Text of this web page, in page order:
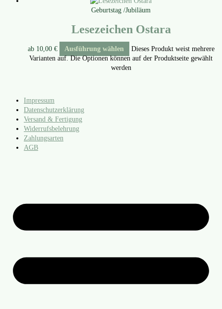
Geburtstag /Jubiläum
Lesezeichen Ostara
ab 10,00 € Ausführung wählen
Dieses Produkt weist mehrere
Varianten auf. Die Optionen können auf der Produktseite gewählt
werden
Impressum
Datenschutzerklärung
Versand & Fertigung
Widerrufsbelehrung
Zahlungsarten
AGB